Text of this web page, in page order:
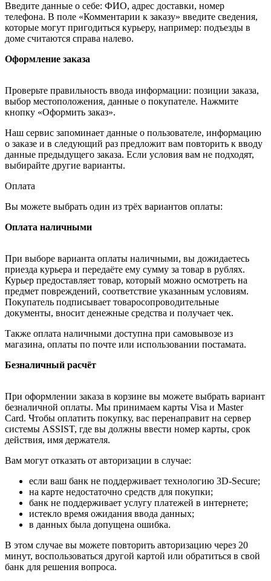
Введите данные о себе: ФИО, адрес доставки, номер
телефона. В поле «Комментарии к заказу» введите сведения,
которые могут пригодиться курьеру, например: подъезды в
доме считаются справа налево.
Оформление заказа
Проверьте правильность ввода информации: позиции заказа,
выбор местоположения, данные о покупателе. Нажмите
кнопку «Оформить заказ».
Наш сервис запоминает данные о пользователе, информацию
о заказе и в следующий раз предложит вам повторить к вводу
данные предыдущего заказа. Если условия вам не подходят,
выбирайте другие варианты.
Оплата
Вы можете выбрать один из трёх вариантов оплаты:
Оплата наличными
При выборе варианта оплаты наличными, вы дожидаетесь
приезда курьера и передаёте ему сумму за товар в рублях.
Курьер предоставляет товар, который можно осмотреть на
предмет повреждений, соответствие указанным условиям.
Покупатель подписывает товаросопроводительные
документы, вносит денежные средства и получает чек.
Также оплата наличными доступна при самовывозе из
магазина, оплаты по почте или использовании постамата.
Безналичный расчёт
При оформлении заказа в корзине вы можете выбрать вариант
безналичной оплаты. Мы принимаем карты Visa и Master
Card. Чтобы оплатить покупку, вас перенаправит на сервер
системы ASSIST, где вы должны ввести номер карты, срок
действия, имя держателя.
Вам могут отказать от авторизации в случае:
если ваш банк не поддерживает технологию 3D-Secure;
на карте недостаточно средств для покупки;
банк не поддерживает услугу платежей в интернете;
истекло время ожидания ввода данных;
в данных была допущена ошибка.
В этом случае вы можете повторить авторизацию через 20
минут, воспользоваться другой картой или обратиться в свой
банк для решения вопроса.